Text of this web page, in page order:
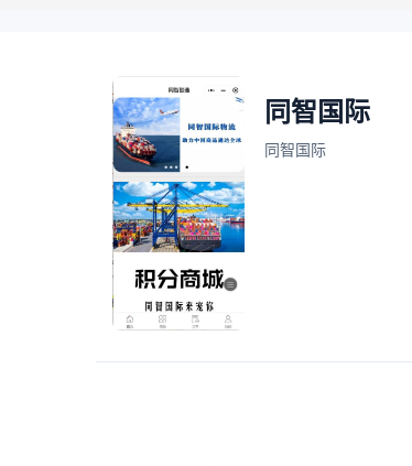
同智国际
同智国际